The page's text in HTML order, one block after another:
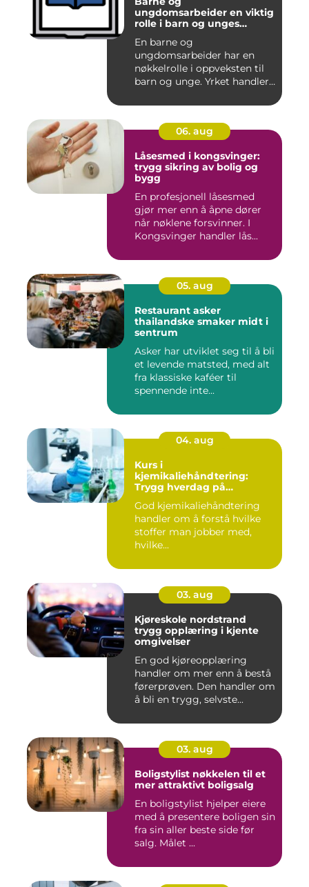
ungdomsarbeider en viktig
rolle i barn og unges
En barne og
ungdomsarbeider har en
nøkkelrolle i oppveksten til
barn og unge. Yrket handler
06. aug
Låsesmed i kongsvinger:
trygg sikring av bolig og
bygg
En profesjonell låsesmed
gjør mer enn å åpne dører
når nøklene forsvinner. I
Kongsvinger handler lås...
05. aug
Restaurant asker
thailandske smaker midt i
sentrum
Asker har utviklet seg til å bli
et levende matsted, med alt
fra klassiske kaféer til
spennende inte...
04. aug
Kurs i
kjemikaliehåndtering:
Trygg hverdag på
God kjemikaliehåndtering
handler om å forstå hvilke
stoffer man jobber med,
hvilke...
03. aug
Kjøreskole nordstrand
trygg opplæring i kjente
omgivelser
En god kjøreopplæring
handler om mer enn å bestå
førerprøven. Den handler om
å bli en trygg, selvste...
03. aug
Boligstylist nøkkelen til et
mer attraktivt boligsalg
En boligstylist hjelper eiere
med å presentere boligen sin
fra sin aller beste side før
salg. Målet ...